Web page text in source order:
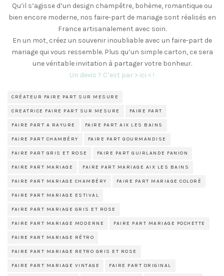
Qu’il s’agisse d’un design champêtre, bohème, romantique ou
bien encore moderne, nos faire-part de mariage sont réalisés en
France artisanalement avec soin.
En un mot, créez un souvenir inoubliable avec un faire-part de
mariage qui vous ressemble. Plus qu’un simple carton, ce sera
une véritable invitation à partager votre bonheur.
Un devis ? C’est par > ici < !
CRÉATEUR FAIRE PART SUR MESURE
CREATRICE FAIRE PART SUR MESURE FAIRE PART
FAIRE PART A RAYURE FAIRE PART AIX LES BAINS
FAIRE PART CHAMBÉRY FAIRE PART GOURMANDISE
FAIRE PART GRIS ET ROSE FAIRE PART GUIRLANDE FANION
FAIRE PART MARIAGE FAIRE PART MARIAGE AIX LES BAINS
FAIRE PART MARIAGE CHAMBÉRY FAIRE PART MARIAGE COLORÉ
FAIRE PART MARIAGE ESTIVAL
FAIRE PART MARIAGE GRIS ET ROSE
FAIRE PART MARIAGE MODERNE FAIRE PART MARIAGE POCHETTE
FAIRE PART MARIAGE RÉTRO
FAIRE PART MARIAGE RETRO GRIS ET ROSE
FAIRE PART MARIAGE VINTAGE FAIRE PART ORIGINAL